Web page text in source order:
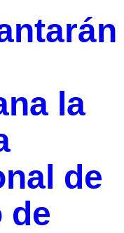
la
de
de